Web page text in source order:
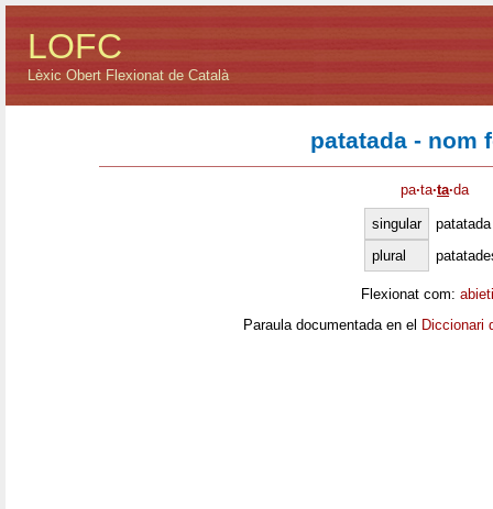
LOFC
Lèxic Obert Flexionat de Català
patatada - nom
pa·ta·ta·da
singular
patatada
plural
Flexionat com:
Paraula documentada en el Diccionari